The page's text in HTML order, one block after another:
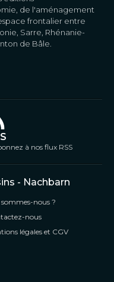
de l'aménagement
frontalier entre
Sarre, Rhénanie-
de Bâle.
à nos flux RSS
- Nachbarn
nous ?
nous
légales et CGV